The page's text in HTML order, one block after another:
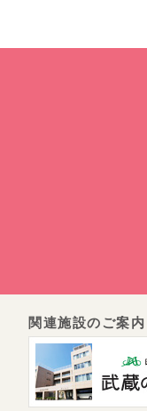
関連施設のご案内